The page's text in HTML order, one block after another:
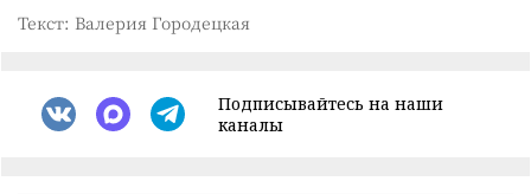
Текст: Валерия Городецкая
Подписывайтесь на наши
каналы